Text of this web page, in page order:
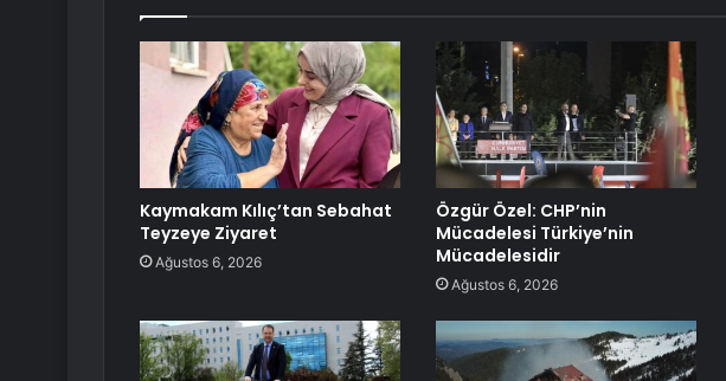
Kaymakam Kılıç’tan Sebahat
Teyzeye Ziyaret
Ağustos 6, 2026
Özgür Özel: CHP’nin
Mücadelesi Türkiye’nin
Mücadelesidir
Ağustos 6, 2026